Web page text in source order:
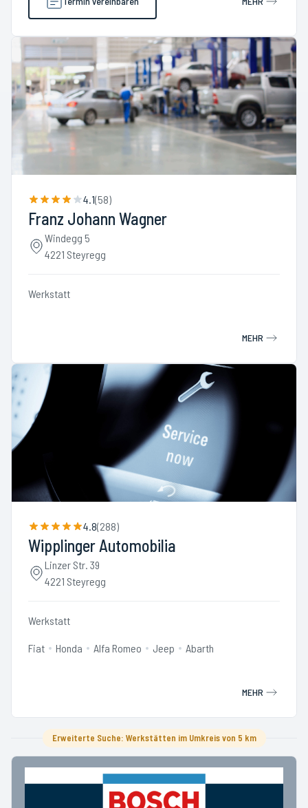
4.1(58)
Franz Johann Wagner
Windegg 5
4221 Steyregg
Werkstatt
MEHR
4.8(288)
Wipplinger Automobilia
Linzer Str. 39
4221 Steyregg
Werkstatt
Fiat Honda Alfa Romeo Jeep Abarth
MEHR
Erweiterte Suche: Werkstätten im Umkreis von 5 km